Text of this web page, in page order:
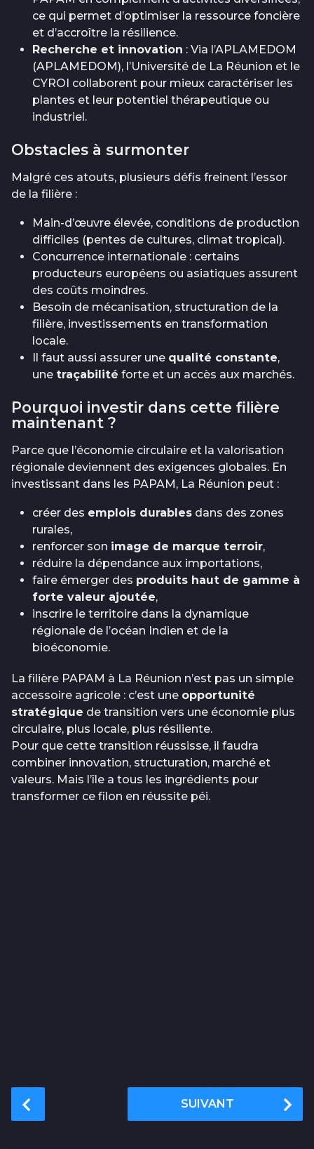
ce qui permet d’optimiser la ressource foncière
et d’accroître la résilience.
Recherche et innovation : Via l’APLAMEDOM
(APLAMEDOM), l’Université de La Réunion et le
CYROI collaborent pour mieux caractériser les
plantes et leur potentiel thérapeutique ou
industriel.
Obstacles à surmonter
Malgré ces atouts, plusieurs défis freinent l’essor
de la filière :
Main-d’œuvre élevée, conditions de production
difficiles (pentes de cultures, climat tropical).
Concurrence internationale : certains
producteurs européens ou asiatiques assurent
des coûts moindres.
Besoin de mécanisation, structuration de la
filière, investissements en transformation
locale.
Il faut aussi assurer une qualité constante,
une traçabilité forte et un accès aux marchés.
Pourquoi investir dans cette filière
maintenant ?
Parce que l’économie circulaire et la valorisation
régionale deviennent des exigences globales. En
investissant dans les PAPAM, La Réunion peut :
créer des emplois durables dans des zones
rurales,
renforcer son image de marque terroir,
réduire la dépendance aux importations,
faire émerger des produits haut de gamme à
forte valeur ajoutée,
inscrire le territoire dans la dynamique
régionale de l’océan Indien et de la
bioéconomie.
La filière PAPAM à La Réunion n’est pas un simple
accessoire agricole : c’est une opportunité
stratégique de transition vers une économie plus
circulaire, plus locale, plus résiliente.
Pour que cette transition réussisse, il faudra
combiner innovation, structuration, marché et
valeurs. Mais l’île a tous les ingrédients pour
transformer ce filon en réussite péi.
o
SUIVANT